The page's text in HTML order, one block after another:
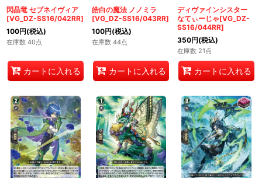
閃晶竜 セブネイヴィア
[VG_DZ-SS16/042RR]
100円(税込)
在庫数 40点
カートに入れる
皓白の魔法 ノノミラ
[VG_DZ-SS16/043RR]
100円(税込)
在庫数 44点
カートに入れる
ディヴァインシスター
なてぃーじゃ[VG_DZ-
SS16/044RR]
350円(税込)
在庫数 21点
カートに入れる